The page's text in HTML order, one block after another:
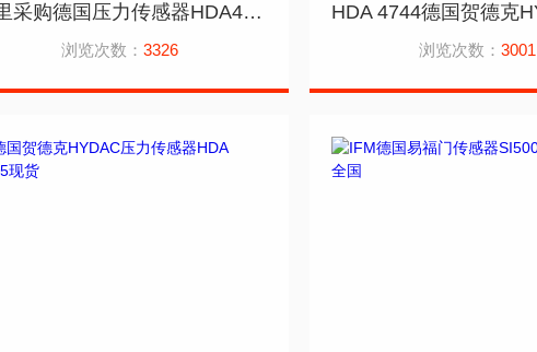
哪里采购德国压力传感器HDA4745贺德克HYDAC
浏览次数：3326 浏览次数：3001